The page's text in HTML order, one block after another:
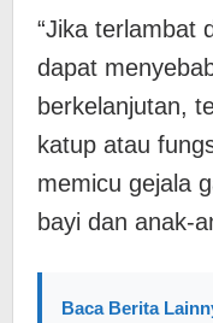
“Jika terlambat
dapat
berkelanjutan,
katup atau
memicu gejala
bayi dan anak-
Baca Berita